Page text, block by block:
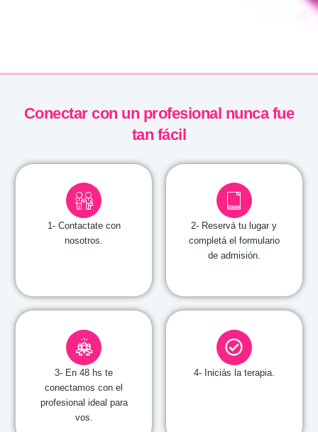
Conectar con un profesional nunca fue
tan fácil
1- Contactate con
nosotros.​
2- Reservá tu lugar y
completá el formulario
de admisión​.
3- En 48 hs te
conectamos con el
profesional ideal para
vos.
4- Iniciás la terapia.